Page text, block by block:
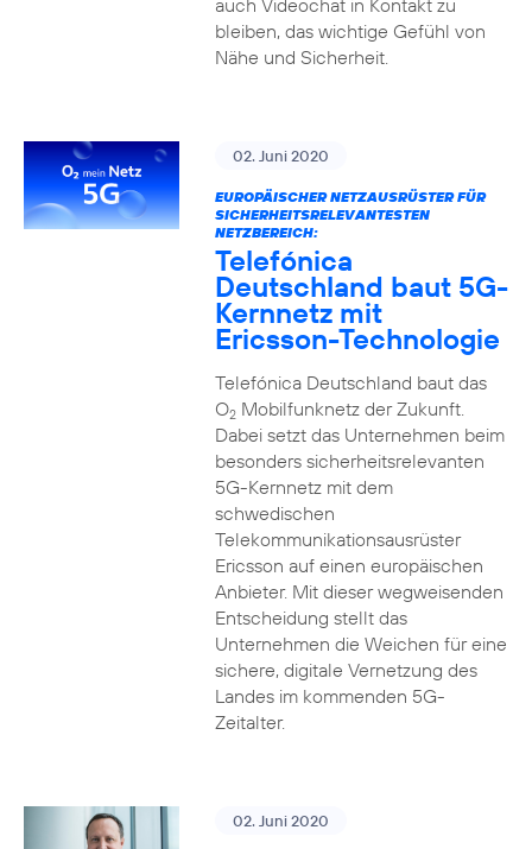
auch Videochat in Kontakt zu
bleiben, das wichtige Gefühl von
Nähe und Sicherheit.
02. Juni 2020
EUROPÄISCHER NETZAUSRÜSTER FÜR
SICHERHEITSRELEVANTESTEN
NETZBEREICH:
Telefónica
Deutschland baut 5G-
Kernnetz mit
Ericsson-Technologie
Telefónica Deutschland baut das
O2Mobilfunknetz der Zukunft.
Dabei setzt das Unternehmen beim
besonders sicherheitsrelevanten
5G-Kernnetz mit dem
schwedischen
Telekommunikationsausrüster
Ericsson auf einen europäischen
Anbieter. Mit dieser wegweisenden
Entscheidung stellt das
Unternehmen die Weichen für eine
sichere, digitale Vernetzung des
Landes im kommenden 5G-
Zeitalter.
02. Juni 2020